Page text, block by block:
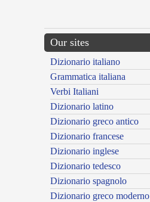
Our sites
Dizionario italiano
Grammatica italiana
Verbi Italiani
Dizionario latino
Dizionario greco antico
Dizionario francese
Dizionario inglese
Dizionario tedesco
Dizionario spagnolo
Dizionario greco moderno